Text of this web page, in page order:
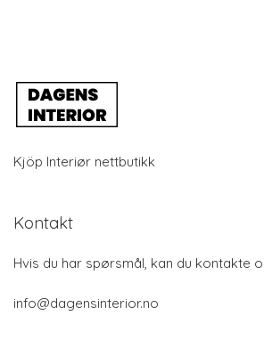
Kjöp Interiør nettbutikk
Kontakt
Hvis du har spørsmål, kan du kontakte
info@dagensinterior.no